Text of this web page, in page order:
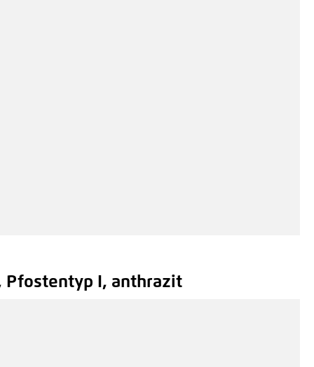
Pfostentyp I, anthrazit